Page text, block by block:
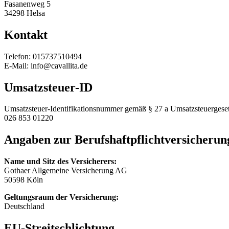
Fasanenweg 5
34298 Helsa
Kontakt
Telefon: 015737510494
E-Mail: info@cavallita.de
Umsatzsteuer-ID
Umsatzsteuer-Identifikationsnummer gemäß § 27 a
026 853 01220
Angaben zur
Name und Sitz des Versicherers:
Gothaer Allgemeine Versicherung AG
50598 Köln
Geltungsraum der Versicherung:
Deutschland